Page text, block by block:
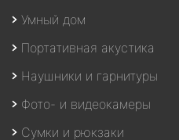
Умный дом
Портативная акустика
Наушники и гарнитуры
Фото- и видеокамеры
Сумки и рюкзаки